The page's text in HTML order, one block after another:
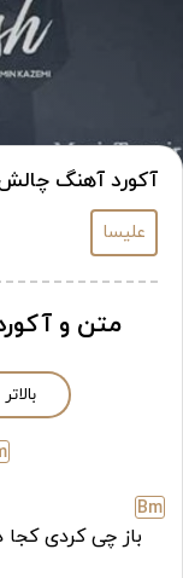
آکورد آهنگ چالش
علیسا
متن و
بالاتر
Bm
باز چی کردی کجا